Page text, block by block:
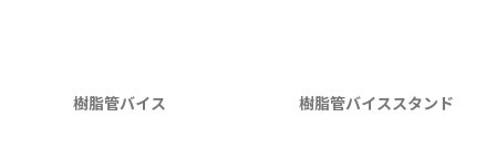
樹脂管バイス 樹脂管バイススタンド